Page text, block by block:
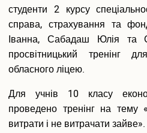
Розклади занять
Електронні журнали обліку
Плани гостьових лекцій
Навчально-методичне
Студентське самоврядування
Військова кафедра
Офіс студента
Пам’ятаємо. Єднаємося.
Соціально-психологічна
студенти 2 курсу
справа, страхування та
Іванна, Сабадаш Юлія та
просвітницький тренінг
обласного ліцею.
Для учнів 10 класу
проведено тренінг на тему
витрати і не витрачати зайве».